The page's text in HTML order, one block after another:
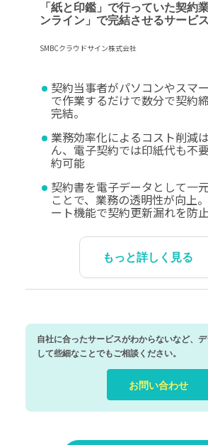
「紙と印鑑」で行っていた契約
ンライン」で完結させるサービス
SMBCクラウドサイン株式会社
契約当事者がパソコンやスマ
で作業するだけで数分で契約
完結。
業務効率化によるコスト削減
ん、電子契約では印紙代も不
約可能
契約書を電子データとして一
ことで、業務の透明性が向上
ート機能で契約更新漏れを防止
もっと詳しく見る
自社に合ったサービスがわからないなど、
して些細なことでもご相談ください。
お問い合わせ